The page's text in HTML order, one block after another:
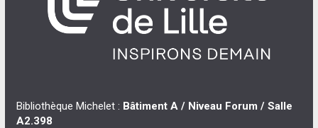
Bibliothèque Michelet : Bâtiment A / Niveau Forum / Salle
A2.398